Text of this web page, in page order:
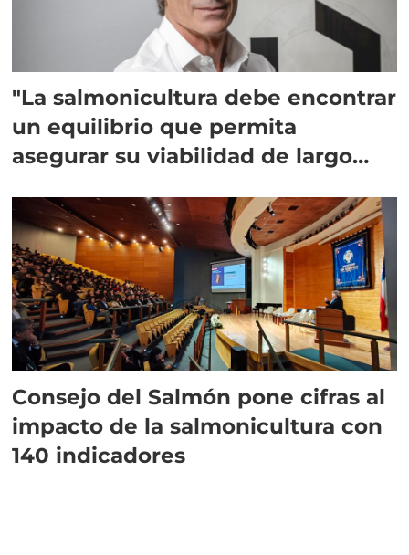
"La salmonicultura debe encontrar
un equilibrio que permita
asegurar su viabilidad de largo
Consejo del Salmón pone cifras al
impacto de la salmonicultura con
140 indicadores